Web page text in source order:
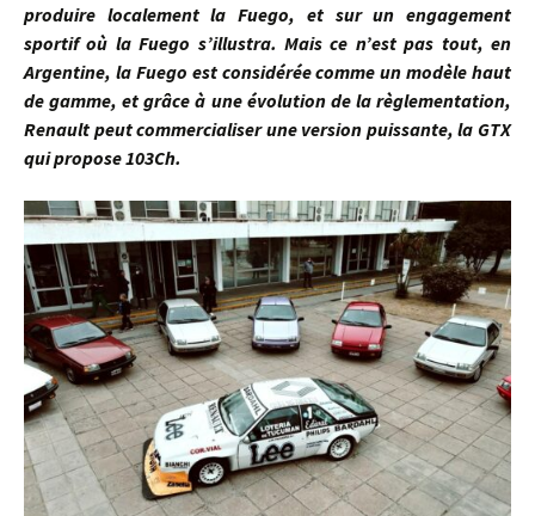
produire localement la Fuego, et sur un engagement
sportif où la Fuego s’illustra. Mais ce n’est pas tout, en
Argentine, la Fuego est considérée comme un modèle haut
de gamme, et grâce à une évolution de la règlementation,
Renault peut commercialiser une version puissante, la GTX
qui propose 103Ch.